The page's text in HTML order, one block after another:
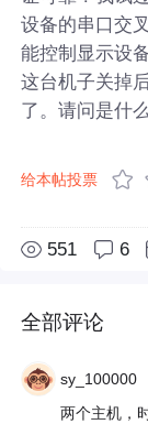
设备的串口交
能控制显示设
这台机子关掉
了。请问是什
给本帖投票
551 6
全部评论
sy_100000
两个主机，